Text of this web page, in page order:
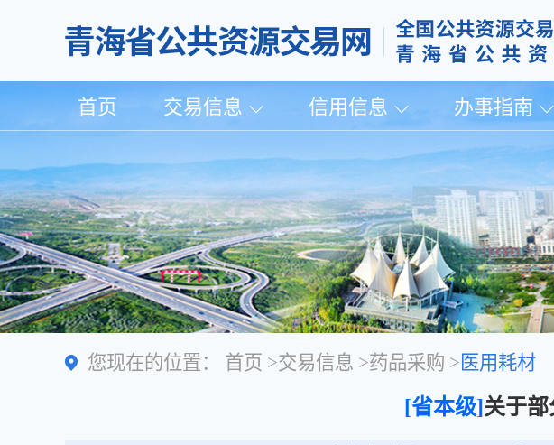
首页 交易信息 信用信息 办事指南
您现在的位置： 首页 >交易信息 >药品采购 > 医用耗材
[省本级]关于部